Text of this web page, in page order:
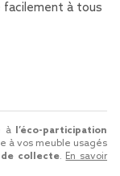
à tous
à
l’éco-participation
à vos meuble usagés
collecte. En savoir